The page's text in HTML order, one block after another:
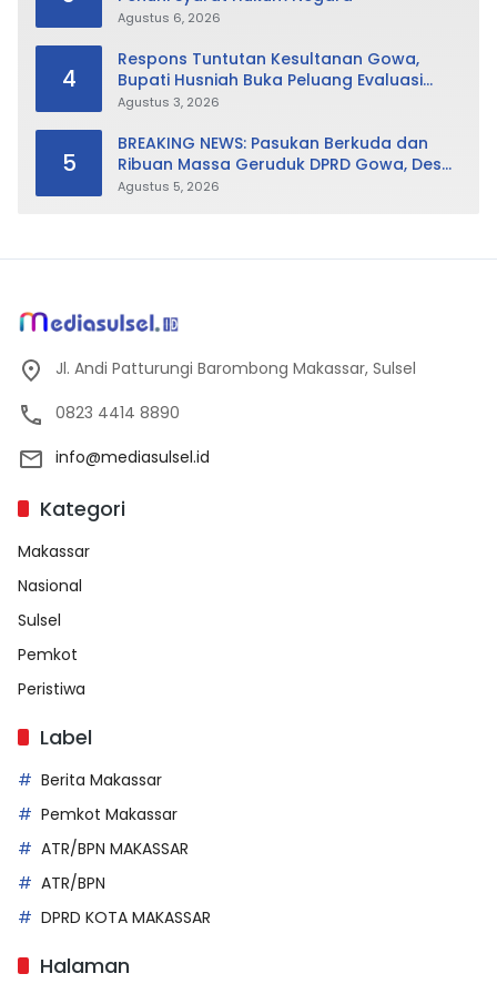
Agustus 6, 2026
4
Respons Tuntutan Kesultanan Gowa,
Bupati Husniah Buka Peluang Evaluasi
Perda LAD: Bisa Direvisi Bahkan Diganti
Agustus 3, 2026
5
BREAKING NEWS: Pasukan Berkuda dan
Ribuan Massa Geruduk DPRD Gowa, Desak
Cabut Perda LAD
Agustus 5, 2026
Jl. Andi Patturungi Barombong Makassar, Sulsel
0823 4414 8890
info@mediasulsel.id
Kategori
Makassar
Nasional
Sulsel
Pemkot
Peristiwa
Label
Berita Makassar
Pemkot Makassar
ATR/BPN MAKASSAR
ATR/BPN
DPRD KOTA MAKASSAR
Halaman